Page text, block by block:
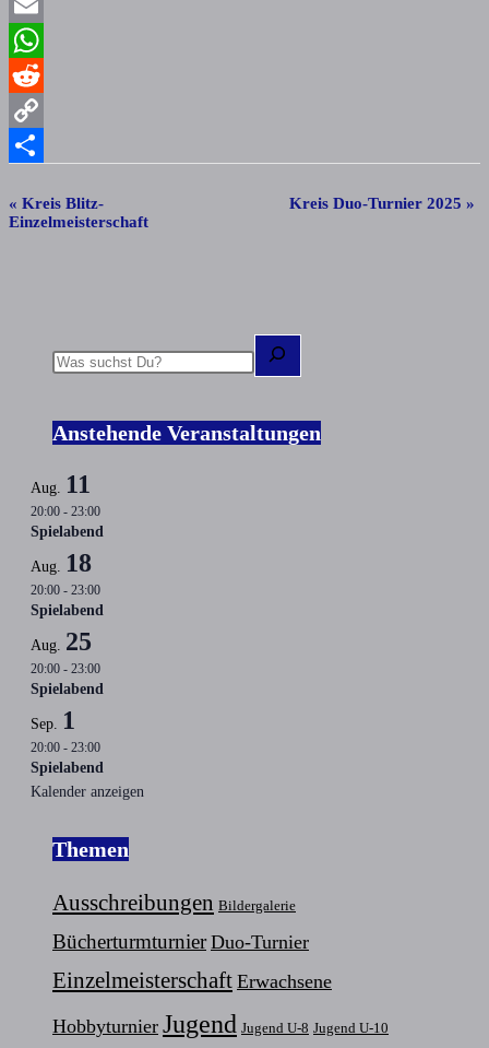
Facebook
Email
WhatsApp
Reddit
Copy
Veranstaltung-
Navigation
« Kreis Blitz-
Einzelmeisterschaft
Kreis Duo-Turnier 2025 »
Suchen
Anstehende Veranstaltungen
Aug. 11
20:00 - 23:00
Spielabend
Aug. 18
20:00 - 23:00
Spielabend
Aug. 25
20:00 - 23:00
Spielabend
Sep. 1
20:00 - 23:00
Spielabend
Kalender anzeigen
Themen
Ausschreibungen Bildergalerie
Bücherturmturnier Duo-Turnier
Einzelmeisterschaft Erwachsene
Hobbyturnier Jugend Jugend U-8 Jugend U-10